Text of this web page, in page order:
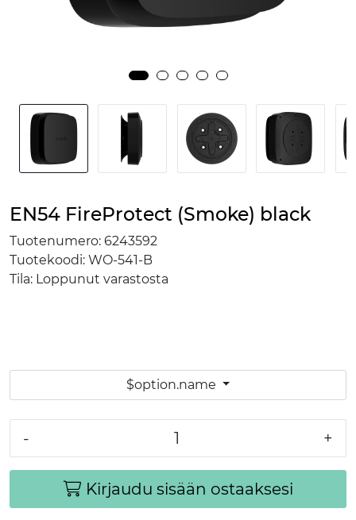
EN54 FireProtect (Smoke) black
Tuotenumero: 6243592
Tuotekoodi: WO-541-B
Tila: Loppunut varastosta
$option.name
- +
Kirjaudu sisään ostaaksesi